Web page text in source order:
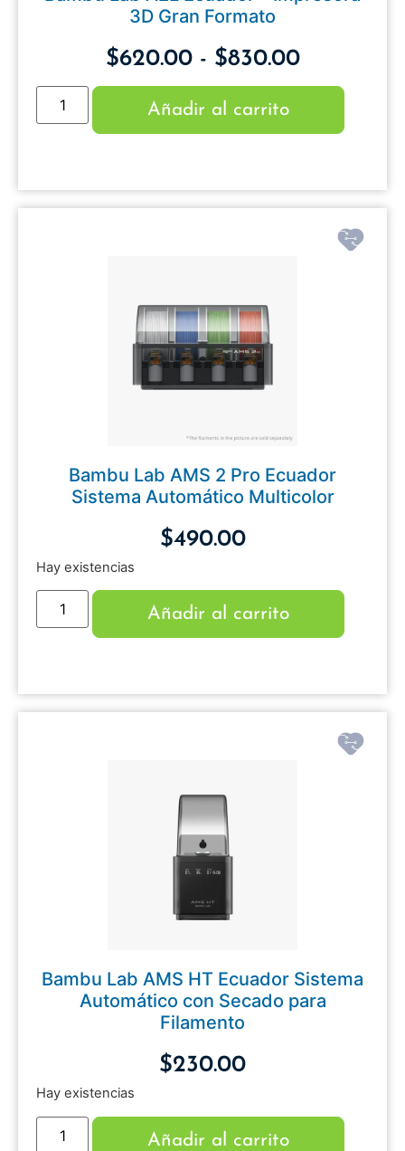
3D Gran Formato
$620.00 - $830.00
Añadir al carrito
Bambu Lab AMS 2 Pro Ecuador
Sistema Automático Multicolor
$490.00
Hay existencias
Añadir al carrito
Bambu Lab AMS HT Ecuador Sistema
Automático con Secado para
Filamento
$230.00
Hay existencias
Añadir al carrito